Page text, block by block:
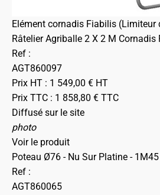
Elément cornadis Fiabilis (Limiteur
Râtelier Agriballe 2 X 2 M
Ref :
AGT860097
Prix HT : 1 549,00 € HT
Prix TTC : 1 858,80 € TTC
Diffusé sur le site
photo
Voir le produit
Poteau Ø76 - Nu Sur Platine - 1M45
Ref :
AGT860065